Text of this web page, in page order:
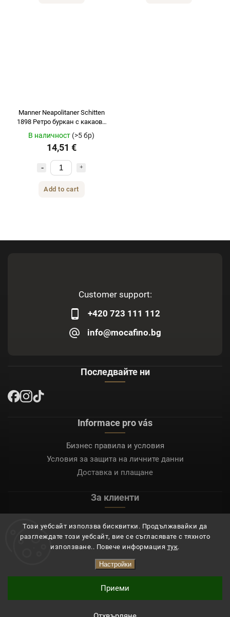
Този уебсайт използва бисквитки. Продължавайки да
разглеждате този уебсайт, вие се съгласявате с тяхното
използване.. Повече информация тук.
Настройки
Приеми
Manner Neapolitaner Schitten
1898 Ретро буркан с какаови
крем вафли с лешници
подаръчна опаковка 600гр.
В наличност (>5 бр)
14,51 €
Add to cart
Customer support:
+420 723 111 112
info@mocafino.bg
Последвайте ни
Informace pro vás
Бизнес правила и условия
Условия за защита на личните данни
Доставка и плащане
За клиенти
Регистрация
Вход
Mocafino.bg. Всички права запазени.